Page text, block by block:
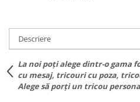
STICKERE CRĂCIUN
STICKERE CU ANIMALE
STICKERE GEAM MIC
Descriere
La noi poți alege dintr-o gama
cu mesaj, tricouri cu poza,
Alege să porți un tricou